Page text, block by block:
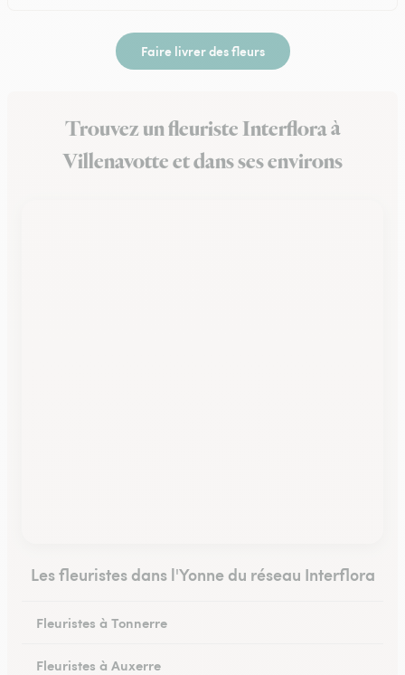
Faire livrer des fleurs
Trouvez un fleuriste Interflora à
Villenavotte et dans ses environs
Les fleuristes dans l'Yonne du réseau Interflora
Fleuristes à Tonnerre
Fleuristes à Auxerre